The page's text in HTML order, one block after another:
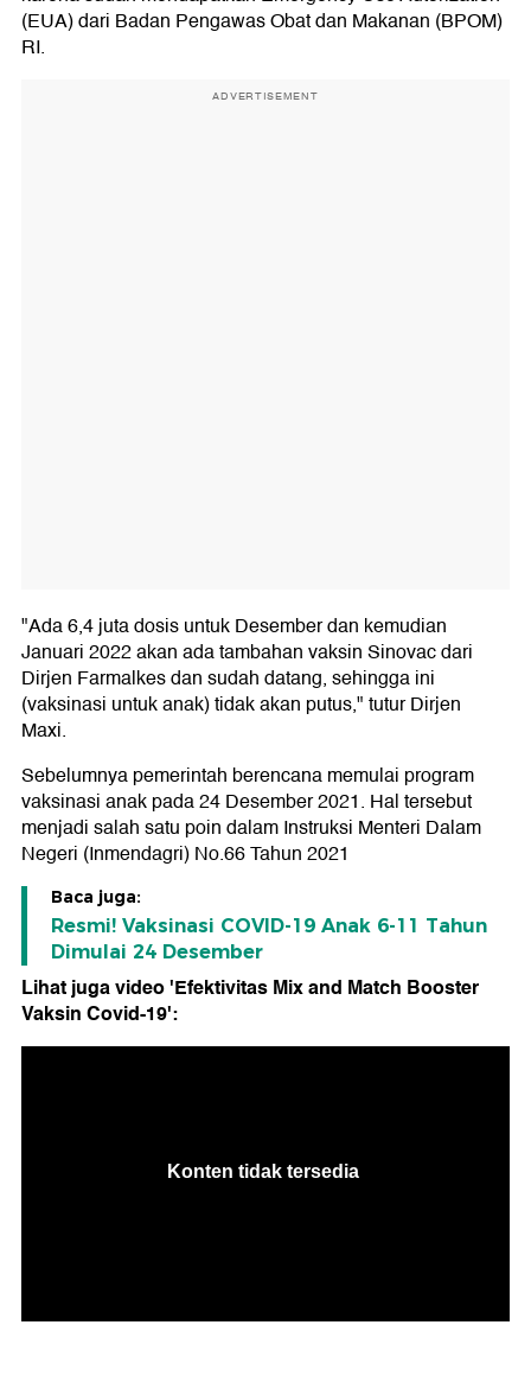
(EUA) dari Badan Pengawas Obat dan Makanan (BPOM)
RI.
ADVERTISEMENT
"Ada 6,4 juta dosis untuk Desember dan kemudian
Januari 2022 akan ada tambahan vaksin Sinovac dari
Dirjen Farmalkes dan sudah datang, sehingga ini
(vaksinasi untuk anak) tidak akan putus," tutur Dirjen
Maxi.
Sebelumnya pemerintah berencana memulai program
vaksinasi anak pada 24 Desember 2021. Hal tersebut
menjadi salah satu poin dalam Instruksi Menteri Dalam
Negeri (Inmendagri) No.66 Tahun 2021
Baca juga:
Resmi! Vaksinasi COVID-19 Anak 6-11 Tahun
Dimulai 24 Desember
Lihat juga video 'Efektivitas Mix and Match Booster
Vaksin Covid-19':